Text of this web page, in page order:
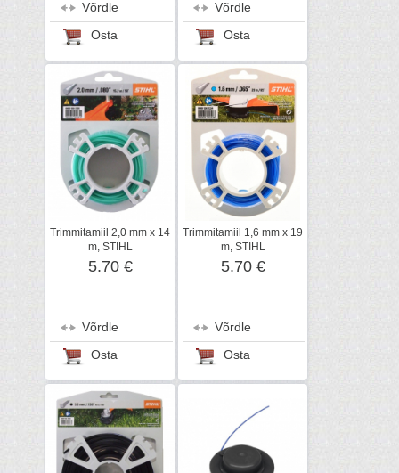
Võrdle
Osta
Võrdle
Osta
Trimmitamiil 2,0 mm x 14
m, STIHL
5.70 €
Võrdle
Osta
Trimmitamiil 1,6 mm x 19
m, STIHL
5.70 €
Võrdle
Osta